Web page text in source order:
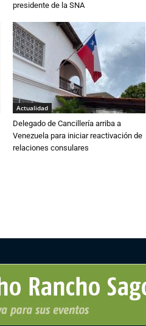
presidente de la SNA
Actualidad
Delegado de Cancillería arriba a
Venezuela para iniciar reactivación de
relaciones consulares